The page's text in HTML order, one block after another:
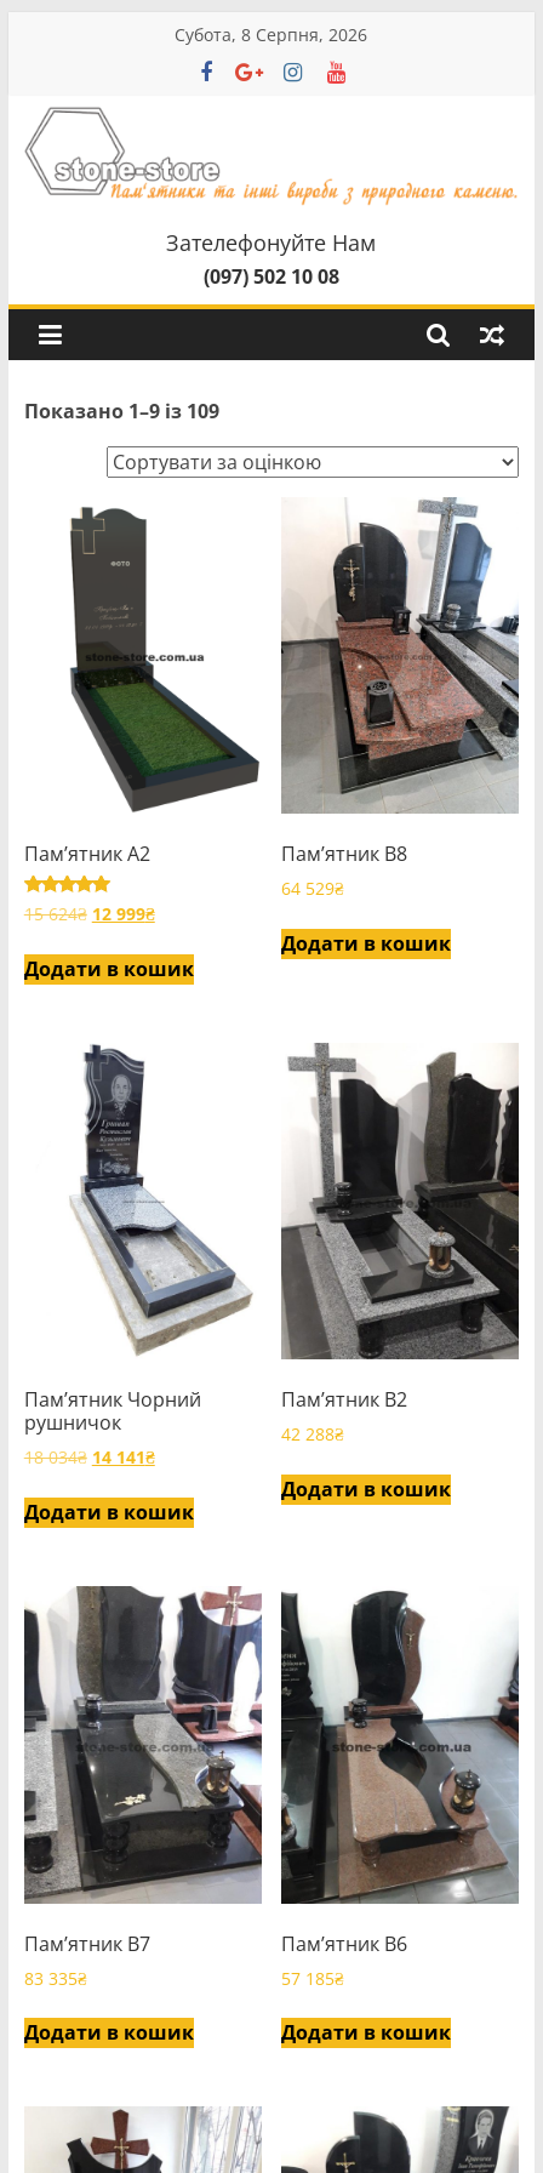
Субота, 8 Серпня, 2026
stone-
Пам'ятники
та
інші
з
природного
камненю
Зателефонуйте Нам
(097) 502 10 08
Показано 1–9 із 109Sorted
by
average
Пам’ятник А2
Оцінено в
5.00
15 624₴ Оригінальна
15
624₴.
12 999₴Поточна
12
999₴.
Додати в кошик
Пам’ятник В8
64 529₴
Додати в кошик
Пам’ятник Чорний
рушничок
18 034₴ Оригінальна
18
034₴.
14 141₴Поточна
14
141₴.
Додати в кошик
Пам’ятник В2
42 288₴
Додати в кошик
Пам’ятник В7
83 335₴
Додати в кошик
Пам’ятник В6
57 185₴
Додати в кошик